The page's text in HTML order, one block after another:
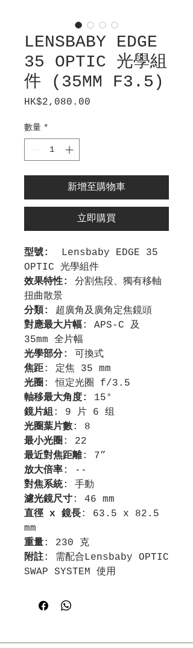
LENSBABY EDGE
35 OPTIC 光學組
件 (35MM F3.5)
HK$2,080.00
數量 *
新增至購物車
立即購買
型號: Lensbaby EDGE 35
OPTIC 光學組件
效果特性: 分割焦段、獨有移軸
扭曲散景
分類: 超廣角及廣角定焦鏡頭
對應最大片幅 : APS-C 及
35mm 全片幅
光學部分:
可換式
焦距: 定焦 35 mm
光圈 : 恒定光圈 f/3.5
軸移最大角度: 15°
鏡片組: 9 片 6 组
光圈葉片數: 8
最小光圈 : 22
最近對焦距離: 7”
放大倍率: --
對焦系統: 手動
濾光鏡尺寸: 46 mm
直徑 x 鏡長: 63.5 x 82.5
mm
重量: 230 克
附註: 需配合Lensbaby OPTIC
SWAP SYSTEM 使用